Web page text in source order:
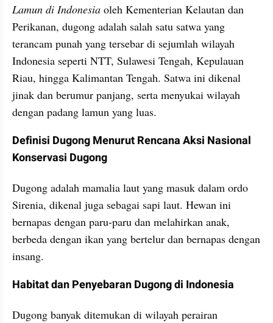
Lamun di Indonesia oleh Kementerian Kelautan dan
Perikanan, dugong adalah salah satu satwa yang
terancam punah yang tersebar di sejumlah wilayah
Indonesia seperti NTT, Sulawesi Tengah, Kepulauan
Riau, hingga Kalimantan Tengah. Satwa ini dikenal
jinak dan berumur panjang, serta menyukai wilayah
dengan padang lamun yang luas.
Definisi Dugong Menurut Rencana Aksi Nasional
Konservasi Dugong
Dugong adalah mamalia laut yang masuk dalam ordo
Sirenia, dikenal juga sebagai sapi laut. Hewan ini
bernapas dengan paru-paru dan melahirkan anak,
berbeda dengan ikan yang bertelur dan bernapas dengan
insang.
Habitat dan Penyebaran Dugong di Indonesia
Dugong banyak ditemukan di wilayah perairan